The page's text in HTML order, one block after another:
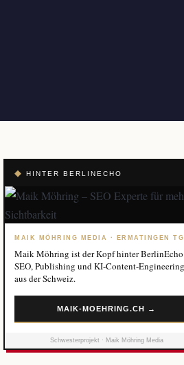
◆ HINTER BERLINECHO
MAIK MÖHRING MEDIA · ERMATINGEN TG
Maik Möhring ist der Kopf hinter
SEO, Publishing und KI-Content-Engineering
aus der Schweiz.
MAIK-MOEHRING.CH →
Schwesterprojekt · Maik Möhring Media